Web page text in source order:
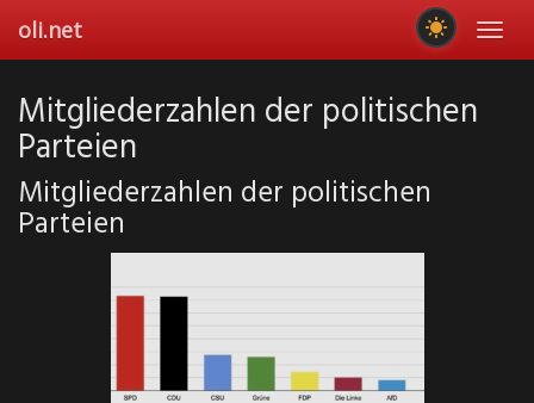
main
oli.net
Mitgliederzahlen der politischen
Parteien
Mitgliederzahlen der politischen
Parteien